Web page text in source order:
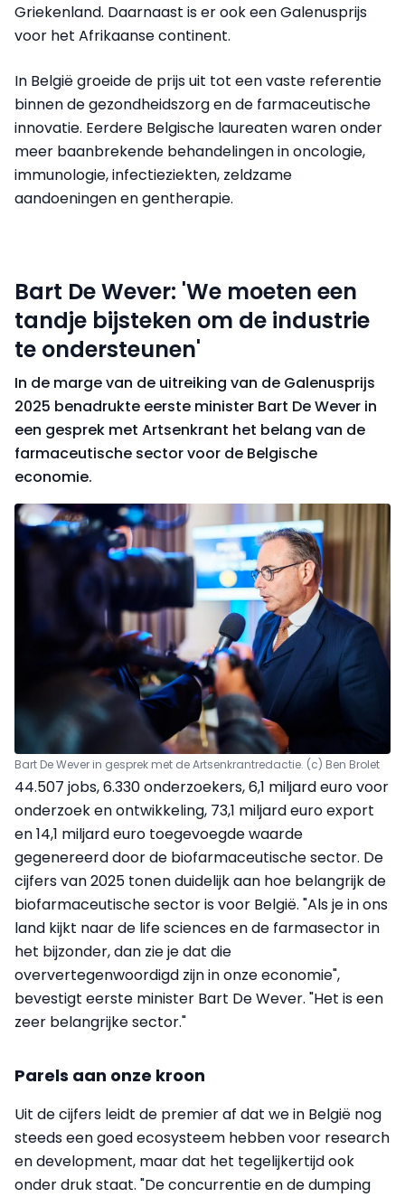
Griekenland. Daarnaast is er ook een Galenusprijs
voor het Afrikaanse continent.
In België groeide de prijs uit tot een vaste referentie
binnen de gezondheidszorg en de farmaceutische
innovatie. Eerdere Belgische laureaten waren onder
meer baanbrekende behandelingen in oncologie,
immunologie, infectieziekten, zeldzame
aandoeningen en gentherapie.
Bart De Wever: 'We moeten een
tandje bijsteken om de industrie
te ondersteunen'
In de marge van de uitreiking van de Galenusprijs
2025 benadrukte eerste minister Bart De Wever in
een gesprek met Artsenkrant het belang van de
farmaceutische sector voor de Belgische
economie.
Bart De Wever in gesprek met de Artsenkrantredactie. (c) Ben Brolet
44.507 jobs, 6.330 onderzoekers, 6,1 miljard euro voor
onderzoek en ontwikkeling, 73,1 miljard euro export
en 14,1 miljard euro toegevoegde waarde
gegenereerd door de biofarmaceutische sector. De
cijfers van 2025 tonen duidelijk aan hoe belangrijk de
biofarmaceutische sector is voor België. "Als je in ons
land kijkt naar de life sciences en de farmasector in
het bijzonder, dan zie je dat die
oververtegenwoordigd zijn in onze economie",
bevestigt eerste minister Bart De Wever. "Het is een
zeer belangrijke sector."
Parels aan onze kroon
Uit de cijfers leidt de premier af dat we in België nog
steeds een goed ecosysteem hebben voor research
en development, maar dat het tegelijkertijd ook
onder druk staat. "De concurrentie en de dumping